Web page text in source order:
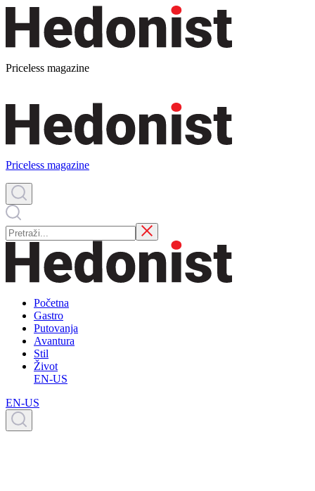
Priceless magazine
Priceless magazine
Početna
Gastro
Putovanja
Avantura
Stil
Život
EN-US
EN-US